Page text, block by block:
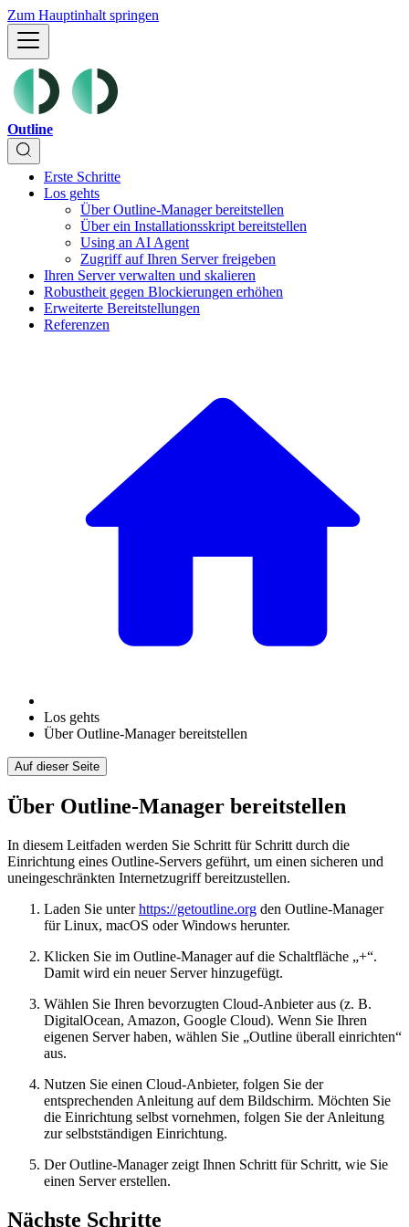
Zum Hauptinhalt springen
Outline
Erste Schritte
Los gehts
Über Outline-Manager bereitstellen
Über ein Installationsskript bereitstellen
Using an AI Agent
Zugriff auf Ihren Server freigeben
Ihren Server verwalten und skalieren
Robustheit gegen Blockierungen erhöhen
Erweiterte Bereitstellungen
Referenzen
Los gehts
Über Outline-Manager bereitstellen
Auf dieser Seite
Über Outline-Manager bereitstellen
In diesem Leitfaden werden Sie Schritt für Schritt durch die
Einrichtung eines Outline-Servers geführt, um einen sicheren und
uneingeschränkten Internetzugriff bereitzustellen.
Laden Sie unterhttps://getoutline.org den Outline-Manager
für Linux, macOS oder Windows herunter.
Klicken Sie im Outline-Manager auf die Schaltfläche „+“.
Damit wird ein neuer Server hinzugefügt.
Wählen Sie Ihren bevorzugten Cloud-Anbieter aus (z. B.
DigitalOcean, Amazon, Google Cloud). Wenn Sie Ihren
eigenen Server haben, wählen Sie „Outline überall einrichten“
aus.
Nutzen Sie einen Cloud-Anbieter, folgen Sie der
entsprechenden Anleitung auf dem Bildschirm. Möchten Sie
die Einrichtung selbst vornehmen, folgen Sie der Anleitung
zur selbstständigen Einrichtung.
Der Outline-Manager zeigt Ihnen Schritt für Schritt, wie Sie
einen Server erstellen.
Nächste Schritte